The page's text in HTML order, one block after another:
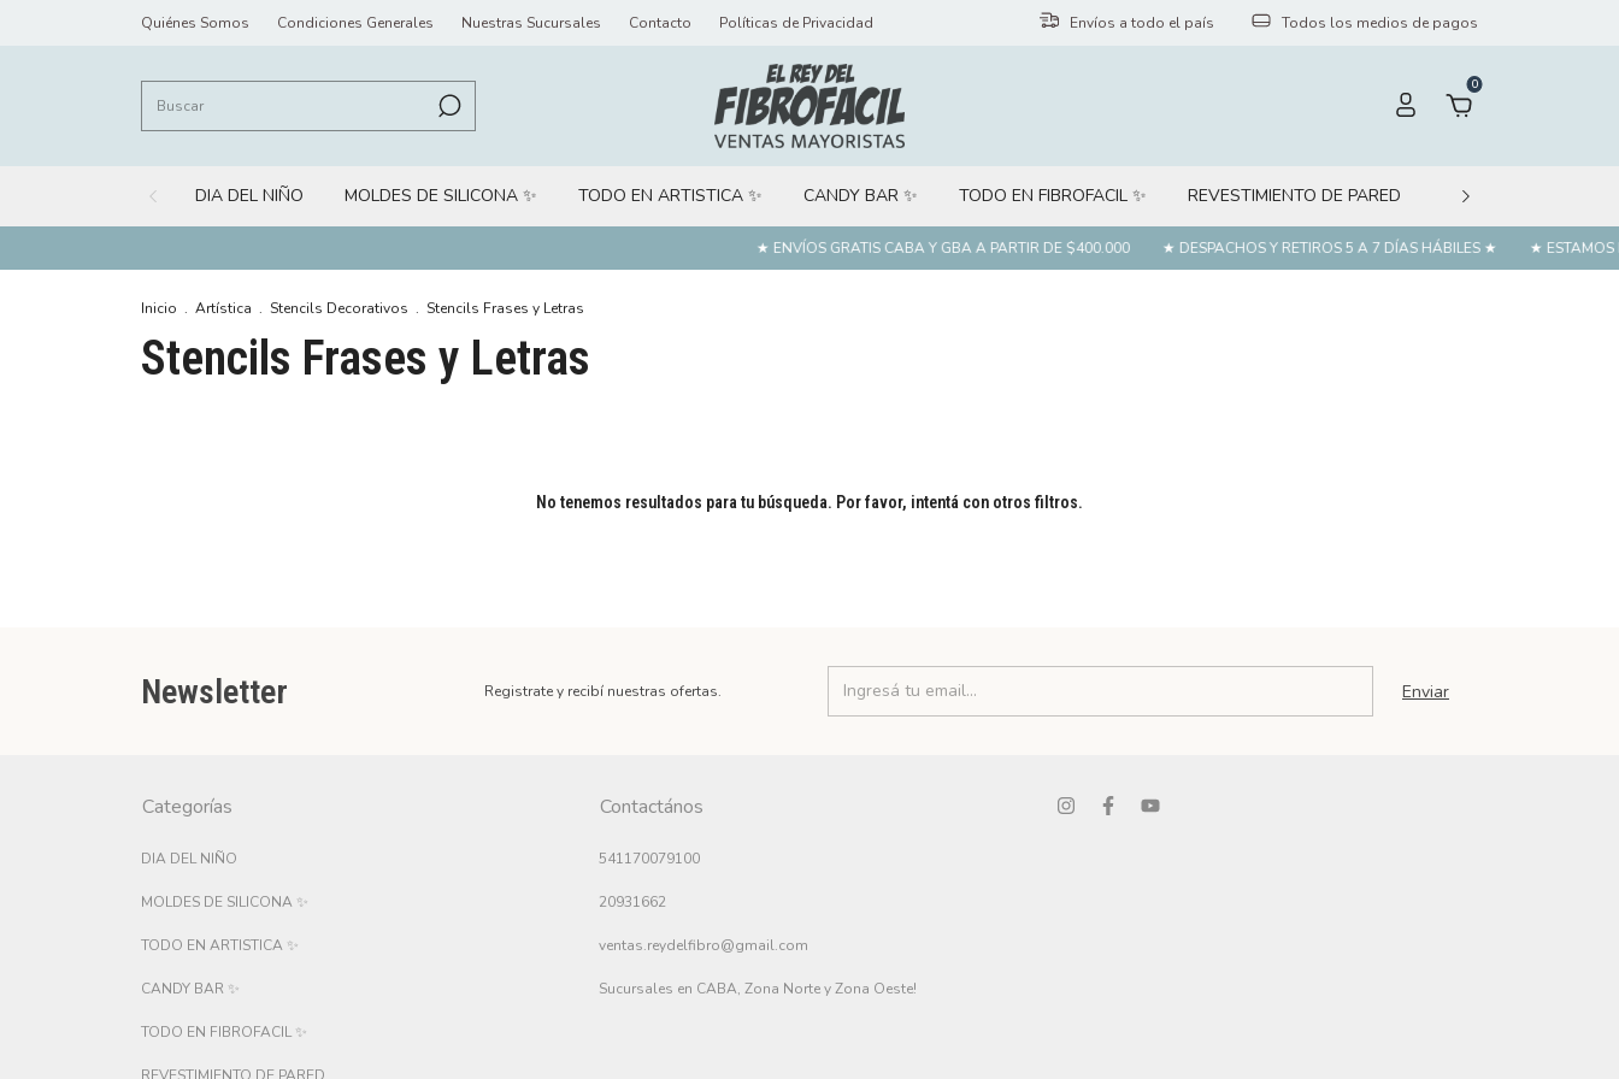
Quiénes Somos Condiciones Generales Nuestras Sucursales Contacto Políticas de Privacidad Envíos a todo el país Todos los medios de pagos
0
DIA DEL NIÑO MOLDES DE SILICONA ✨ TODO EN ARTISTICA ✨ CANDY BAR ✨ TODO EN FIBROFACIL ✨ REVESTIMIENTO DE PARED PÁGINA WEB
★ ENVÍOS GRATIS CABA Y GBA A PARTIR DE $400.000 ★ DESPACHOS Y RETIROS 5 A 7 DÍAS HÁBILES ★ ★ ESTAMOS
Inicio . Artística . Stencils Decorativos . Stencils Frases y Letras
Stencils Frases y Letras
No tenemos resultados para tu búsqueda. Por favor, intentá con otros filtros.
Newsletter Registrate y recibí nuestras ofertas.
Categorías
DIA DEL NIÑO
MOLDES DE SILICONA ✨
TODO EN ARTISTICA ✨
CANDY BAR ✨
TODO EN FIBROFACIL ✨
Contactános
541170079100
20931662
ventas.reydelfibro@gmail.com
Sucursales en CABA, Zona Norte y Zona Oeste!